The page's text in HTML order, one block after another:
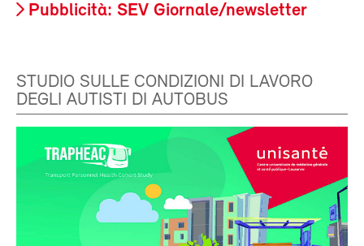
Pubblicità: SEV Giornale/newsletter
STUDIO SULLE CONDIZIONI DI LAVORO
DEGLI AUTISTI DI AUTOBUS